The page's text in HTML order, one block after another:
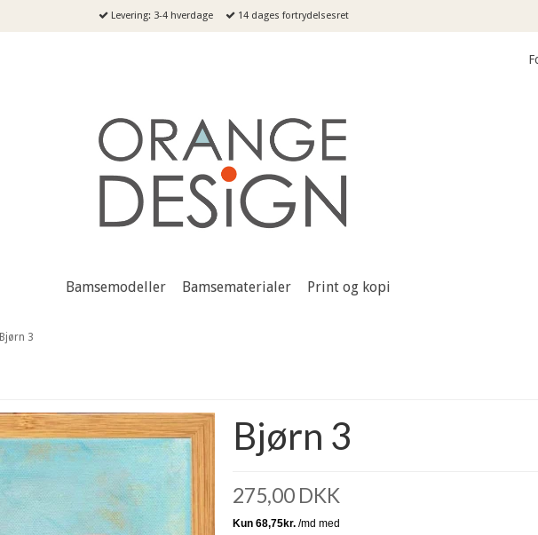
Levering: 3-4 hverdage 14 dages fortrydelsesret
Bamsemodeller Bamsematerialer Print og kopi
Bjørn 3
Bjørn 3
275,00 DKK